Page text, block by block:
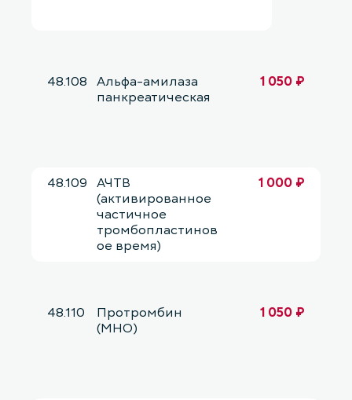
48.108 Альфа-амилаза
панкреатическая
1 050 ₽
48.109 АЧТВ
(активированное
частичное
тромбопластинов
ое время)
1 000 ₽
48.110
Протромбин
(МНО)
1 050 ₽